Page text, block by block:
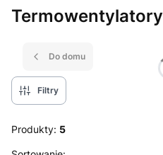
Termowentylatory
Do domu
Filtry
Produkty: 5